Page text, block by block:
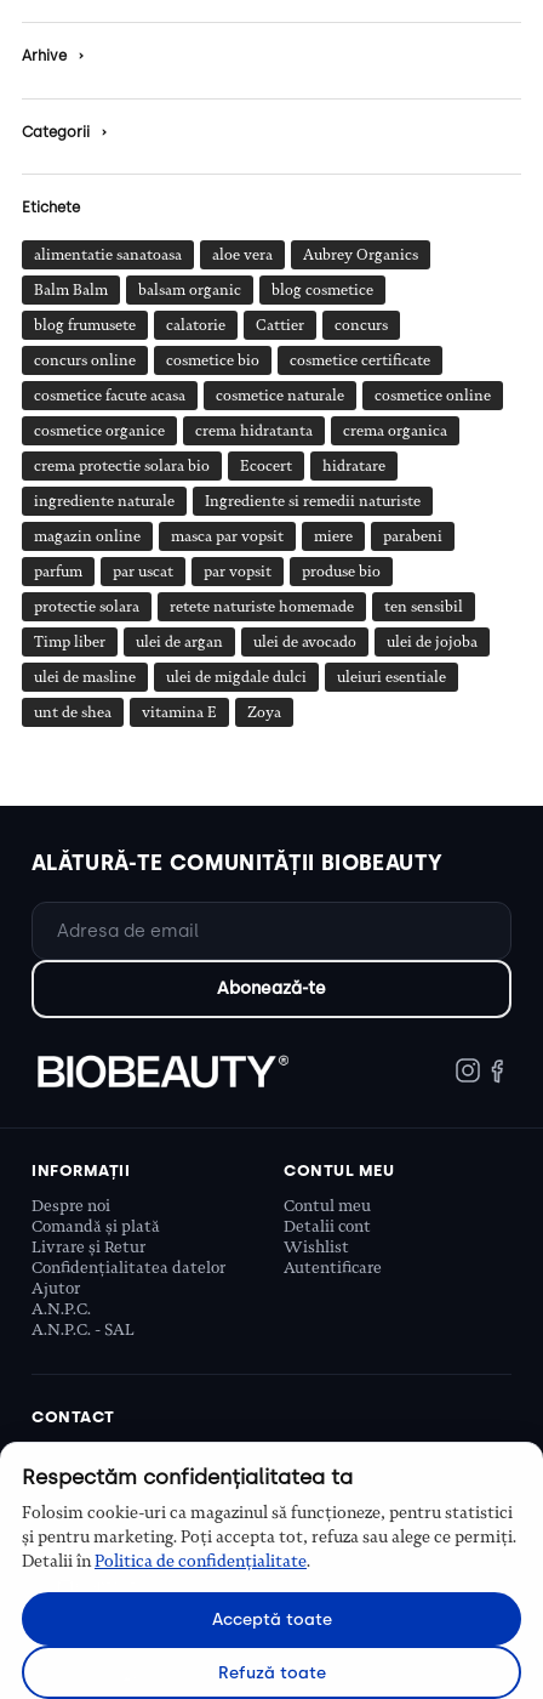
Arhive ›
Categorii ›
Etichete
alimentatie sanatoasa aloe vera Aubrey Organics
Balm Balm balsam organic blog cosmetice
blog frumusete calatorie Cattier concurs
concurs online cosmetice bio cosmetice certificate
cosmetice facute acasa cosmetice naturale cosmetice online
cosmetice organice crema hidratanta crema organica
crema protectie solara bio Ecocert hidratare
ingrediente naturale Ingrediente si remedii naturiste
magazin online masca par vopsit miere parabeni
parfum par uscat par vopsit produse bio
protectie solara retete naturiste homemade ten sensibil
Timp liber ulei de argan ulei de avocado ulei de jojoba
ulei de masline ulei de migdale dulci uleiuri esentiale
unt de shea vitamina E Zoya
ALĂTURĂ-TE COMUNITĂȚII BIOBEAUTY
INFORMAȚII
Despre noi
Comandă și plată
Livrare și Retur
Confidențialitatea datelor
Ajutor
A.N.P.C.
A.N.P.C. - SAL
CONTUL MEU
Contul meu
Detalii cont
Wishlist
Autentificare
CONTACT
Sector 6, București, România
Program
Luni–Vineri, 9:00 – 16:00
Respectăm confidențialitatea ta
Folosim cookie-uri ca magazinul să funcționeze, pentru statistici
și pentru marketing. Poți accepta tot, refuza sau alege ce permiți.
Detalii înPolitica de confidențialitate.
Acceptă toate
Refuză toate